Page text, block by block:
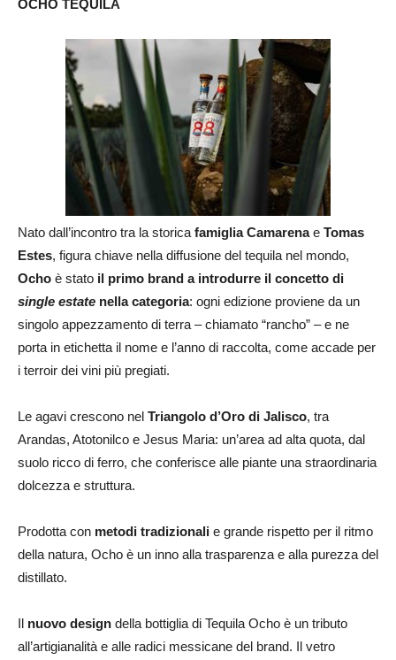
OCHO TEQUILA
Nato dall’incontro tra la storica famiglia Camarenae Tomas
Estes, figura chiave nella diffusione del tequila nel mondo,
Ocho è stato il primo brand a introdurre il concetto di
single estate nella categoria: ogni edizione proviene da un
singolo appezzamento di terra – chiamato “rancho” – e ne
porta in etichetta il nome e l’anno di raccolta, come accade per
i terroir dei vini più pregiati.
Le agavi crescono nel Triangolo d’Oro di Jalisco, tra
Arandas, Atotonilco e Jesus Maria: un’area ad alta quota, dal
suolo ricco di ferro, che conferisce alle piante una straordinaria
dolcezza e struttura.
Prodotta con metodi tradizionali e grande rispetto per il ritmo
della natura, Ocho è un inno alla trasparenza e alla purezza del
distillato.
Il nuovo design della bottiglia di Tequila Ocho è un tributo
all’artigianalità e alle radici messicane del brand. Il vetro